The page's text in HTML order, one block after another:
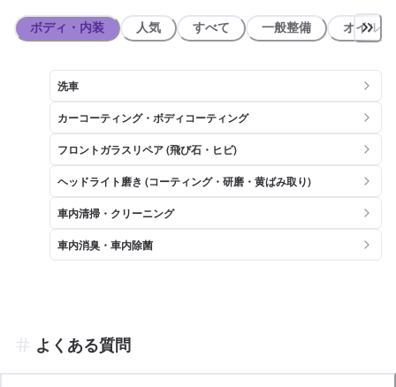
ャンティ インディア(約190m)
ボディ・内装 人気 すべて 一般整備 オイル類
洗車
カーコーティング・ボディコーティング
フロントガラスリペア (飛び石・ヒビ)
ヘッドライト磨き (コーティング・研磨・黄ばみ取り)
車内清掃・クリーニング
車内消臭・車内除菌
よくある質問